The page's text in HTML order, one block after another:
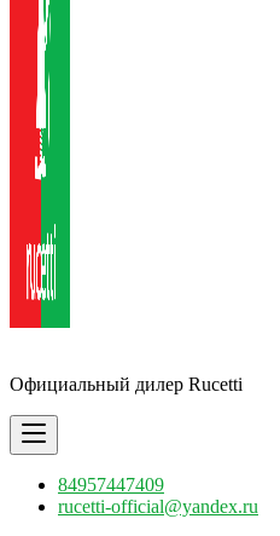
Официальный дилер Rucetti
84957447409
rucetti-official@yandex.ru